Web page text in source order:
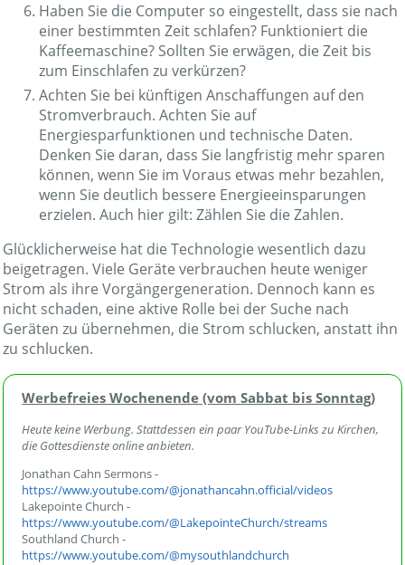
Haben Sie die Computer so eingestellt, dass sie nach
einer bestimmten Zeit schlafen? Funktioniert die
Kaffeemaschine? Sollten Sie erwägen, die Zeit bis
zum Einschlafen zu verkürzen?
Achten Sie bei künftigen Anschaffungen auf den
Stromverbrauch. Achten Sie auf
Energiesparfunktionen und technische Daten.
Denken Sie daran, dass Sie langfristig mehr sparen
können, wenn Sie im Voraus etwas mehr bezahlen,
wenn Sie deutlich bessere Energieeinsparungen
erzielen. Auch hier gilt: Zählen Sie die Zahlen.
Glücklicherweise hat die Technologie wesentlich dazu
beigetragen. Viele Geräte verbrauchen heute weniger
Strom als ihre Vorgängergeneration. Dennoch kann es
nicht schaden, eine aktive Rolle bei der Suche nach
Geräten zu übernehmen, die Strom schlucken, anstatt ihn
zu schlucken.
Werbefreies Wochenende (vom Sabbat bis Sonntag)
Heute keine Werbung. Stattdessen ein paar YouTube-Links zu Kirchen,
die Gottesdienste online anbieten.
Jonathan Cahn Sermons -
https://www.youtube.com/@jonathancahn.official/videos
Lakepointe Church -
https://www.youtube.com/@LakepointeChurch/streams
Southland Church -
https://www.youtube.com/@mysouthlandchurch